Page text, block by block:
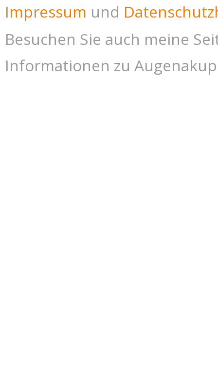
Impressum und
Besuchen Sie auch meine
Informationen zu